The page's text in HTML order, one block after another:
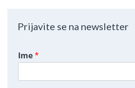
Prijavite se na newsletter
Ime*